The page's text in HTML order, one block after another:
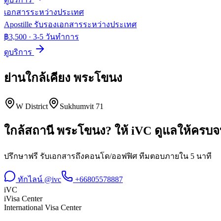
เอกสารระหว่างประเทศ
Apostille รับรองเอกสารระหว่างประเทศ
฿3,500 · 3-5 วันทำการ
ดูบริการ
ย่านใกล้เคียง พระโขนง
W District Sukhumvit 71
ใกล้สถานีพระโขนง? ให้ iVC ดูแลให้ครบ
ปรึกษาฟรี รับเอกสารถึงคอนโด/ออฟฟิศ ทีมตอบภายใน 5 นาที
ทักไลน์ @ivc
+66805578887
iVC
iVisa Center
International Visa Center